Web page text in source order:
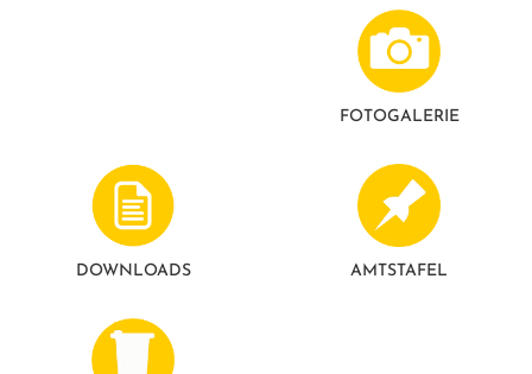
FOTO­GALERIE
DOWNLOADS AMTSTAFEL